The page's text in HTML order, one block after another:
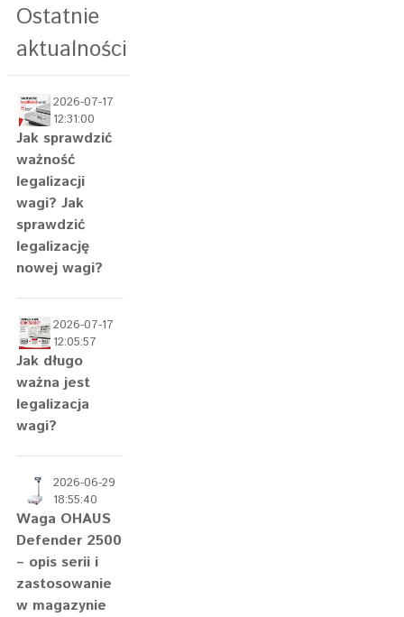
Ostatnie
aktualności
2026-07-17
12:31:00
Jak sprawdzić
ważność
legalizacji
wagi? Jak
sprawdzić
legalizację
nowej wagi?
2026-07-17
12:05:57
Jak długo
ważna jest
legalizacja
wagi?
2026-06-29
18:55:40
Waga OHAUS
Defender 2500
– opis serii i
zastosowanie
w magazynie